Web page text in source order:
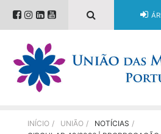
INÍCIO / UNIÃO / NOTÍCIAS /